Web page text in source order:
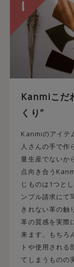
Kanmiこだ
くり”
Kanmiのアイテ
人さんの手で作
量生産でないか
点向き合う
じものは1つと
ンプル請求にて
きれない革の触
革の質感を実際
来ます。もちろ
トや使用される
てしまうものの